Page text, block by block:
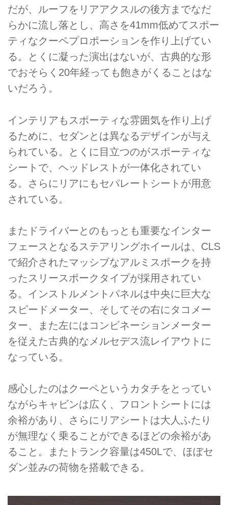
だが、ルーフをリアアクスルの後方までなだ
らかに流し落とし、高さを41mm低めてスポー
ティなクーペプロポーションを作り上げてい
る。とくに凝った演出はないが、古典的な形
でおそらく20年経っても飽きがくることはな
いだろう。
インテリアもスポーティな雰囲気を作り上げ
るために、セダンとは異なるデザインが与え
られている。とくに目立つのがスポーティな
シートで、ヘッドレストが一体化されてい
る。さらにリアにもセパレートシートが用意
されている。
またドライバーとのもっとも重要なインター
フェースとなるステアリングホイールは、CLS
で紹介されたマッシブなアルミスポークを持
ったスリースポークタイプが採用されてい
る。インストルメントパネルは中央に巨大な
スピードメーター、そしてその右にタコメー
ター、また左にはコンビネーションメーター
を従えた古典的なメルセデス流レイアウトに
なっている。
感心したのはクーペというカタチをとってい
ながらキャビンは広く、フロントシートには
余裕があり、さらにリアシートは大人ふたり
が無理なく乗ることができるほどの余裕があ
ること。またトランク容量は450Lで、ほぼセ
ダン並みの荷物を搭載できる。